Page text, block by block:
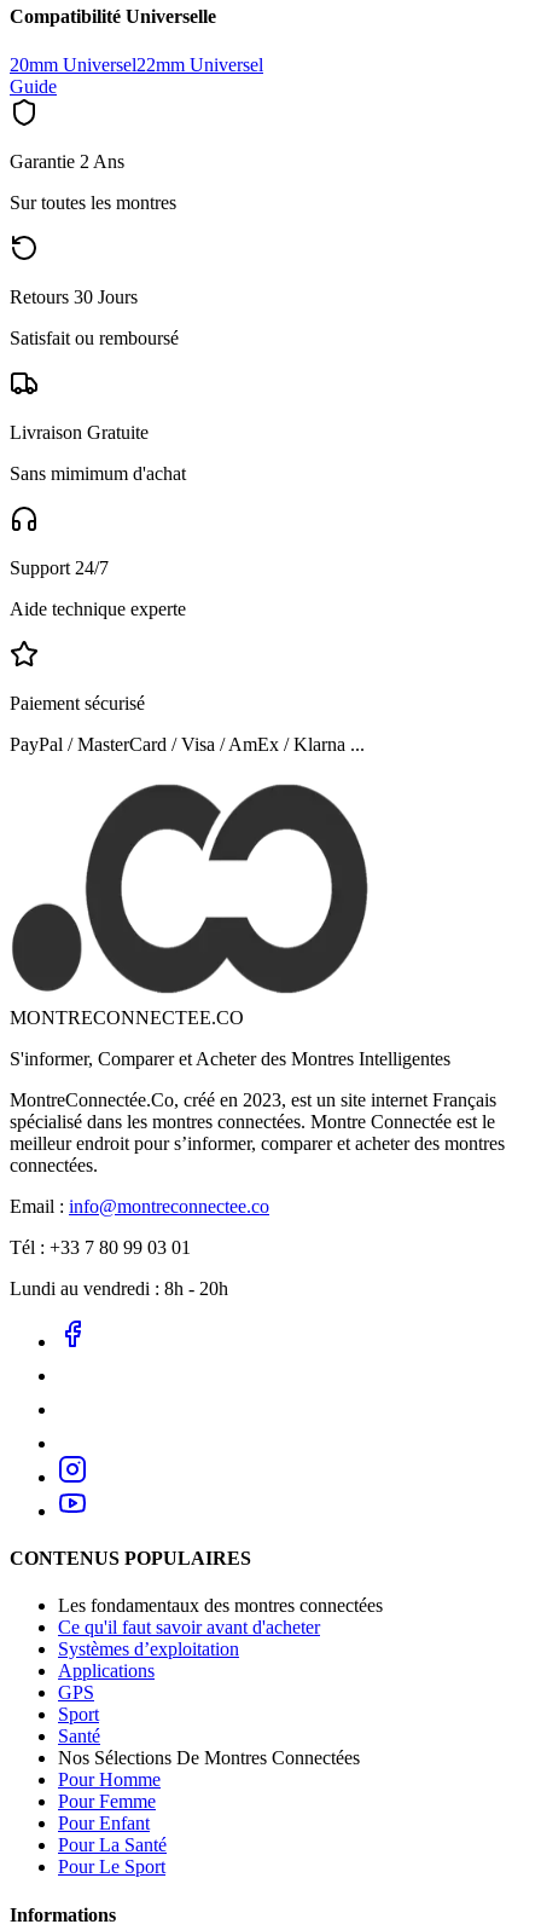
Compatibilité Universelle
20mm Universel22mm Universel
Guide
Garantie 2 Ans
Sur toutes les montres
Retours 30 Jours
Satisfait ou remboursé
Livraison Gratuite
Sans mimimum d'achat
Support 24/7
Aide technique experte
Paiement sécurisé
PayPal / MasterCard / Visa / AmEx / Klarna ...
MONTRECONNECTEE.CO
S'informer, Comparer et Acheter des Montres Intelligentes
MontreConnectée.Co, créé en 2023, est un site internet Français
spécialisé dans les montres connectées. Montre Connectée est le
meilleur endroit pour s’informer, comparer et acheter des montres
connectées.
Email : info@montreconnectee.co
Tél : +33 7 80 99 03 01
Lundi au vendredi : 8h - 20h
CONTENUS POPULAIRES
Les fondamentaux des montres connectées
Ce qu'il faut savoir avant d'acheter
Systèmes d’exploitation
Applications
GPS
Sport
Santé
Nos Sélections De Montres Connectées
Pour Homme
Pour Femme
Pour Enfant
Pour La Santé
Pour Le Sport
Informations